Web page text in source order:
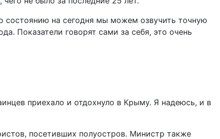
состоянию на сегодня мы можем озвучить точную
Показатели говорят сами за себя, это очень
приехало и отдохнуло в Крыму. Я надеюсь, и в
посетивших полуостров. Министр также